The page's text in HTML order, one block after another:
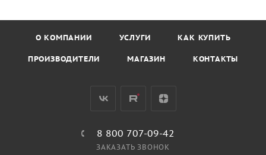
О КОМПАНИИ УСЛУГИ КАК КУПИТЬ
ПРОИЗВОДИТЕЛИ МАГАЗИН КОНТАКТЫ
8 800 707-09-42
ЗАКАЗАТЬ ЗВОНОК